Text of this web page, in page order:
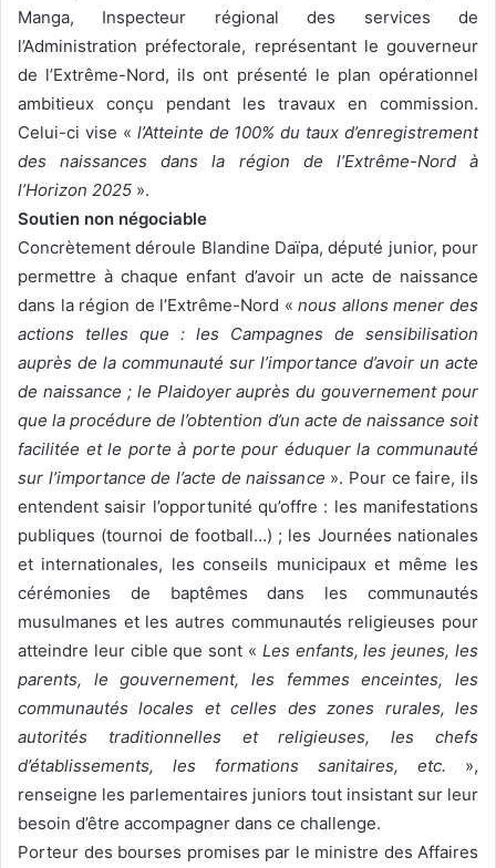
Manga, Inspecteur régional des services de
l’Administration préfectorale, représentant le gouverneur
de l’Extrême-Nord, ils ont présenté le plan opérationnel
ambitieux conçu pendant les travaux en commission.
Celui-ci vise « l’Atteinte de 100% du taux d’enregistrement
des naissances dans la région de l’Extrême-Nord à
l’Horizon 2025 ».
Soutien non négociable
Concrètement déroule Blandine Daïpa, député junior, pour
permettre à chaque enfant d’avoir un acte de naissance
dans la région de l’Extrême-Nord «nous allons mener des
actions telles que : les Campagnes de sensibilisation
auprès de la communauté sur l’importance d’avoir un acte
de naissance ; le Plaidoyer auprès du gouvernement pour
que la procédure de l’obtention d’un acte de naissance soit
facilitée et le porte à porte pour éduquer la communauté
sur l’importance de l’acte de naissance ». Pour ce faire, ils
entendent saisir l’opportunité qu’offre : les manifestations
publiques (tournoi de football…) ; les Journées nationales
et internationales, les conseils municipaux et même les
cérémonies de baptêmes dans les communautés
musulmanes et les autres communautés religieuses pour
atteindre leur cible que sont « Les enfants, les jeunes, les
parents, le gouvernement, les femmes enceintes, les
communautés locales et celles des zones rurales, les
autorités traditionnelles et religieuses, les chefs
d’établissements, les formations sanitaires, etc. »,
renseigne les parlementaires juniors tout insistant sur leur
besoin d’être accompagner dans ce challenge.
Porteur des bourses promises par le ministre des Affaires